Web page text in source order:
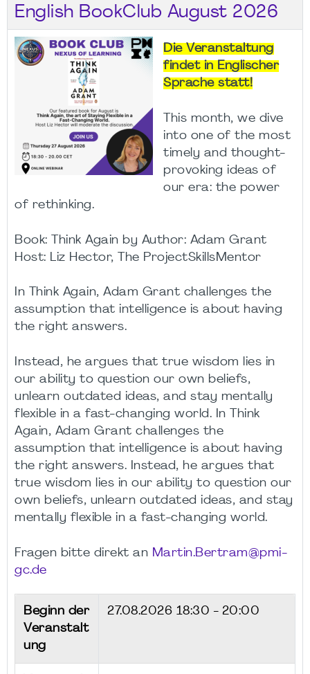
English BookClub August 2026
Die Veranstaltung
findet in Englischer
Sprache statt!
This month, we dive
into one of the most
timely and thought-
provoking ideas of
our era: the power
of rethinking.
Book: Think Again by Author: Adam Grant
Host: Liz Hector, The ProjectSkillsMentor
In Think Again, Adam Grant challenges the
assumption that intelligence is about having
the right answers.
Instead, he argues that true wisdom lies in
our ability to question our own beliefs,
unlearn outdated ideas, and stay mentally
flexible in a fast-changing world. In Think
Again, Adam Grant challenges the
assumption that intelligence is about having
the right answers. Instead, he argues that
true wisdom lies in our ability to question our
own beliefs, unlearn outdated ideas, and stay
mentally flexible in a fast-changing world.
Fragen bitte direkt an Martin.Bertram@pmi-
gc.de
Beginn der
Veranstalt
ung
27.08.2026 18:30 - 20:00